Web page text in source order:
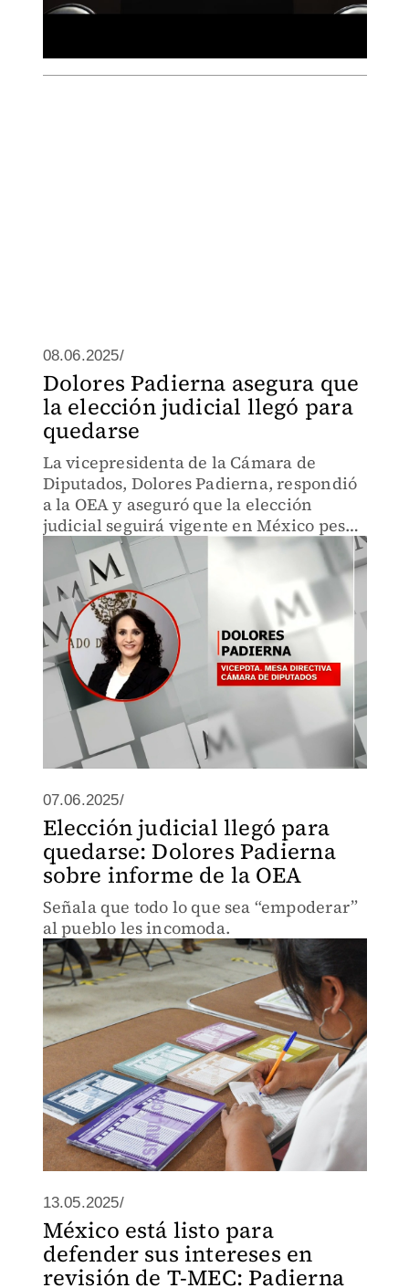
08.06.2025/
Dolores Padierna asegura que
la elección judicial llegó para
quedarse
La vicepresidenta de la Cámara de
Diputados, Dolores Padierna, respondió
a la OEA y aseguró que la elección
judicial seguirá vigente en México pese
a la baja participación ciudadana.
07.06.2025/
Elección judicial llegó para
quedarse: Dolores Padierna
sobre informe de la OEA
Señala que todo lo que sea “empoderar”
al pueblo les incomoda.
13.05.2025/
México está listo para
defender sus intereses en
revisión de T-MEC: Padierna